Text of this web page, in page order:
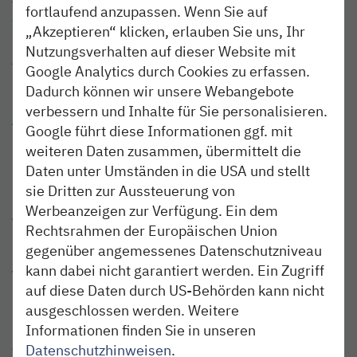
gesamten Akkunetz Schleswig-Holstein stattfinden.
Schon während der Ausbildung beträgt dein Gehalt nach
Tarif 2.955,- Euro brutto.
Nach erfolgreichem Abschluss der Qualifizierung
übernehmen wir dich in ein
unbefristetes
Arbeitsverhältnis mit einem Grundgehalt i.H.v. 3.069,-
Euro brutto.
Passt perfekt?
Wir freuen uns auf deine aussagekräftigen
Bewerbungsunterlagen über unser Bewerberportal.
Wenn du noch Fragen hast, erreichst du Nina Rogahn
unter (040) 303 977-251.
Der Schutz persönlicher Daten ist uns besonders wichtig.
Alle Informationen dazu findest du in unseren
fortlaufend anzupassen. Wenn Sie auf
„Akzeptieren“ klicken, erlauben Sie uns, Ihr
Nutzungsverhalten auf dieser Website mit
Google Analytics durch Cookies zu erfassen.
Dadurch können wir unsere Webangebote
verbessern und Inhalte für Sie personalisieren.
Google führt diese Informationen ggf. mit
weiteren Daten zusammen, übermittelt die
Daten unter Umständen in die USA und stellt
sie Dritten zur Aussteuerung von
Werbeanzeigen zur Verfügung. Ein dem
Rechtsrahmen der Europäischen Union
gegenüber angemessenes Datenschutzniveau
kann dabei nicht garantiert werden. Ein Zugriff
auf diese Daten durch US-Behörden kann nicht
ausgeschlossen werden. Weitere
Informationen finden Sie in unseren
Datenschutzhinweisen.